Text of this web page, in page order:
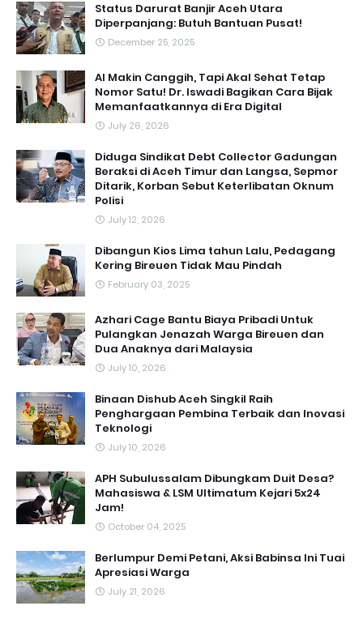
Status Darurat Banjir Aceh Utara
Diperpanjang: Butuh Bantuan Pusat!
December 25, 2025
AI Makin Canggih, Tapi Akal Sehat Tetap
Nomor Satu! Dr. Iswadi Bagikan Cara Bijak
Memanfaatkannya di Era Digital
July 26, 2026
Diduga Sindikat Debt Collector Gadungan
Beraksi di Aceh Timur dan Langsa, Sepmor
Ditarik, Korban Sebut Keterlibatan Oknum
Polisi
July 12, 2026
Dibangun Kios Lima tahun Lalu, Pedagang
Kering Bireuen Tidak Mau Pindah
February 03, 2025
Azhari Cage Bantu Biaya Pribadi Untuk
Pulangkan Jenazah Warga Bireuen dan
Dua Anaknya dari Malaysia
July 10, 2026
Binaan Dishub Aceh Singkil Raih
Penghargaan Pembina Terbaik dan Inovasi
Teknologi
July 10, 2026
APH Subulussalam Dibungkam Duit Desa?
Mahasiswa & LSM Ultimatum Kejari 5x24
Jam!
October 04, 2025
Berlumpur Demi Petani, Aksi Babinsa Ini Tuai
Apresiasi Warga
July 21, 2026